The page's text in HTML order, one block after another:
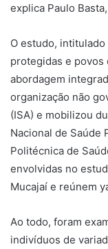
explica Paulo
O estudo,
protegidas e povos
abordagem
organização não
(ISA) e mobilizou
Nacional de Saúde
Politécnica de
envolvidas no
Mucajaí e reúnem
Ao todo, foram
indivíduos de